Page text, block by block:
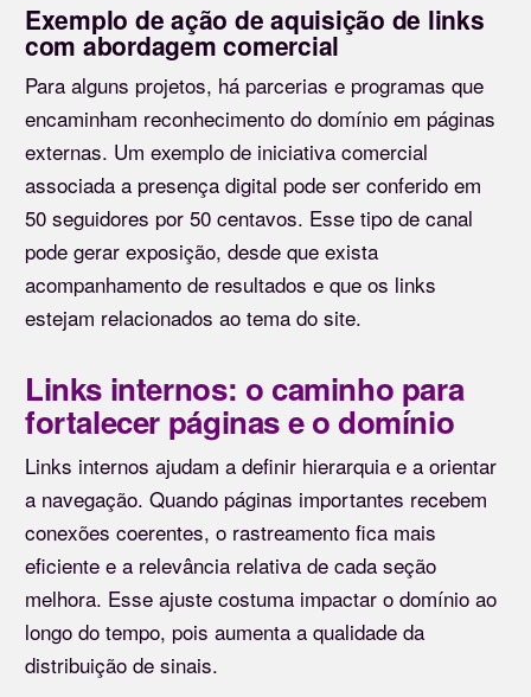
Exemplo de ação de aquisição de links
com abordagem comercial
Para alguns projetos, há parcerias e programas que
encaminham reconhecimento do domínio em páginas
externas. Um exemplo de iniciativa comercial
associada a presença digital pode ser conferido em
50 seguidores por 50 centavos. Esse tipo de canal
pode gerar exposição, desde que exista
acompanhamento de resultados e que os links
estejam relacionados ao tema do site.
Links internos: o caminho para
fortalecer páginas e o domínio
Links internos ajudam a definir hierarquia e a orientar
a navegação. Quando páginas importantes recebem
conexões coerentes, o rastreamento fica mais
eficiente e a relevância relativa de cada seção
melhora. Esse ajuste costuma impactar o domínio ao
longo do tempo, pois aumenta a qualidade da
distribuição de sinais.